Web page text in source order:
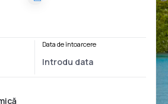
Data de întoarcere